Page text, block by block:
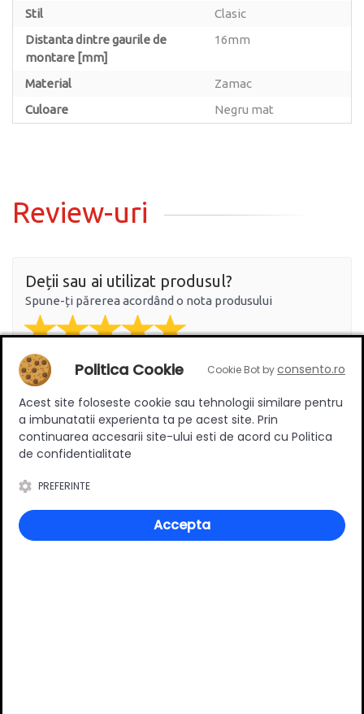
Stil
Clasic
Distanta dintre gaurile de
montare [mm]
16mm
Material
Zamac
Culoare
Negru mat
Review-uri
Deții sau ai utilizat produsul?
Spune-ți părerea acordând o nota produsului
Adaugă un review
Ratingul general al produsului
Politica Cookie Cookie Bot byconsento.ro
Acest site foloseste cookie sau tehnologii similare pentru
a imbunatatii experienta ta pe acest site. Prin
continuarea accesarii site-ului esti de acord cu Politica
de confidentialitate
PREFERINTE
Accepta